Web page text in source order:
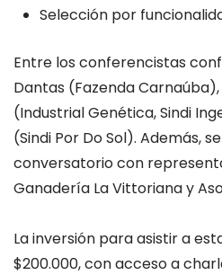
Selección por
Entre los conferencistas
Dantas (Fazenda
(Industrial Genética, Sindi
(Sindi Por Do Sol). Además,
conversatorio con
Ganadería La Vittoriana y
La inversión para asistir a
$200.000, con acceso a